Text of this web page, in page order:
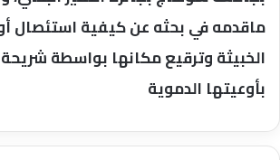
ماقدمه في بحثه عن كيفية استئصال
الخبيثة وترقيع مكانها بواسطة
بأوعيتها الدموية